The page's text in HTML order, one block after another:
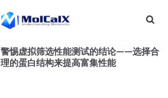
警惕虚拟筛选性能测试的结论——选择合
理的蛋白结构来提高富集性能